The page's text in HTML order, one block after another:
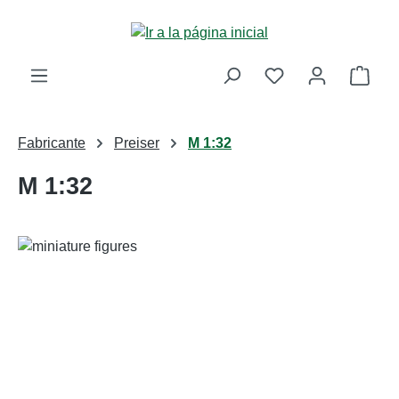
Saltar al contenido principal
La
Fabricante Preiser M 1:32
M 1:32